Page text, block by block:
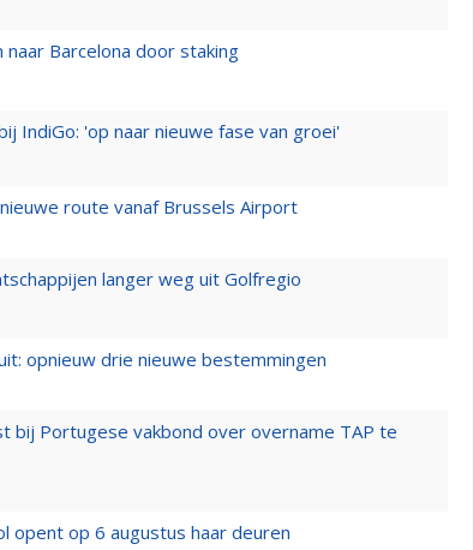
Barcelona door staking
IndiGo: 'op naar nieuwe fase van groei'
route vanaf Brussels Airport
langer weg uit Golfregio
opnieuw drie nieuwe bestemmingen
bij Portugese vakbond over overname TAP te
opent op 6 augustus haar deuren